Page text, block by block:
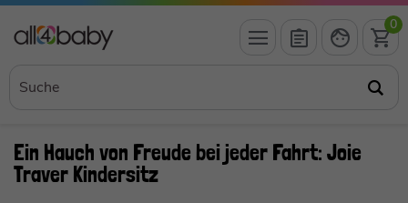
0
Ein Hauch von Freude bei jeder Fahrt: Joie
Traver Kindersitz